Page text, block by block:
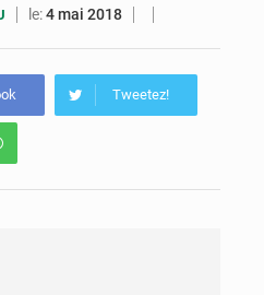
le:4 mai 2018
Tweetez!